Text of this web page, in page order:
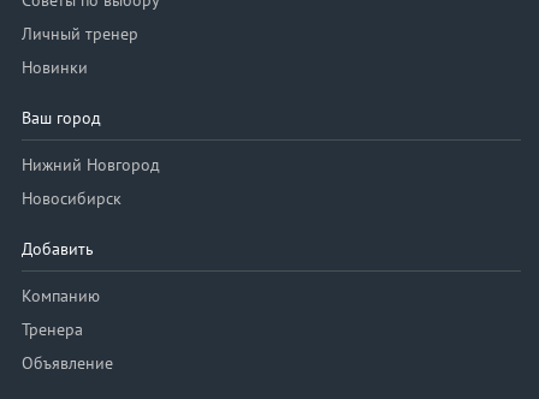
Личный тренер
Новинки
Ваш город
Нижний Новгород
Новосибирск
Добавить
Компанию
Тренера
Объявление